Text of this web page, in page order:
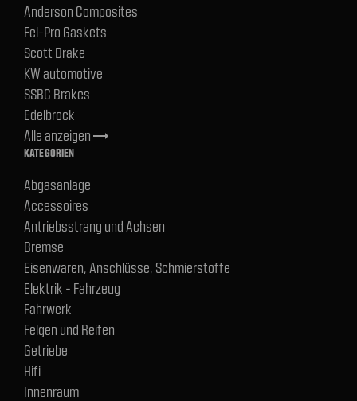
Anderson Composites
Fel-Pro Gaskets
Scott Drake
KW automotive
SSBC Brakes
Edelbrock
Alle anzeigentrending_flat
KATEGORIEN
Abgasanlage
Accessoires
Antriebsstrang und Achsen
Bremse
Eisenwaren, Anschlüsse, Schmierstoffe
Elektrik - Fahrzeug
Fahrwerk
Felgen und Reifen
Getriebe
Hifi
Innenraum